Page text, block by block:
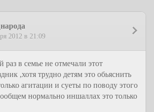
2012 в 21:09
раз в семье не отмечали этот
,хотя трудно детям это обьяснить
агитации и суеты по поводу этого
нормально иншаллах это только